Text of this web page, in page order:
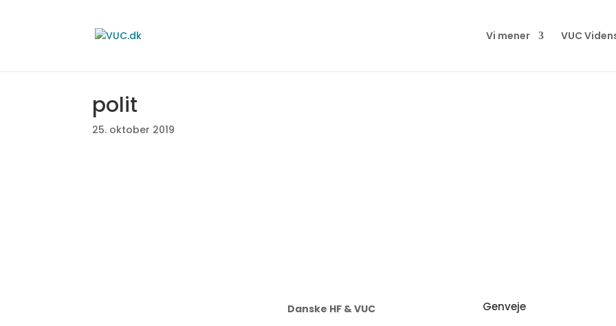
Vi mener VUC
polit
25. oktober 2019
Danske HF & VUC
Genveje